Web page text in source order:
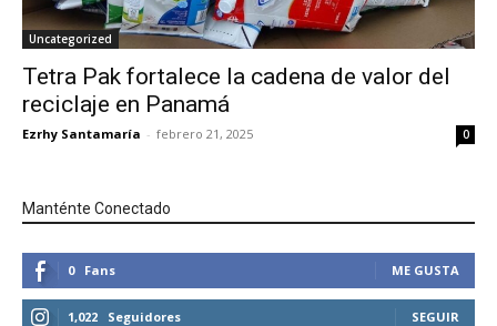
Uncategorized
Tetra Pak fortalece la cadena de valor del
reciclaje en Panamá
Ezrhy Santamaría - febrero 21, 2025 0
Manténte Conectado
0 Fans ME GUSTA
1,022 Seguidores SEGUIR